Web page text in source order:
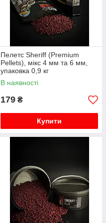
Пелетс Sheriff (Premium
Pellets), мікс 4 мм та 6 мм,
упаковка 0,9 кг
В наявності
179 ₴
Купити